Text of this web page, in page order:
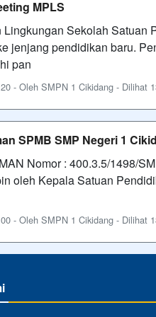
MPLS
Lingkungan Sekolah Satuan
jenjang pendidikan baru.
pan
- Oleh SMPN 1 Cikidang - Dilihat
SPMB SMP Negeri 1
Nomor : 400.3.5/1498/
oleh Kepala Satuan
- Oleh SMPN 1 Cikidang - Dilihat